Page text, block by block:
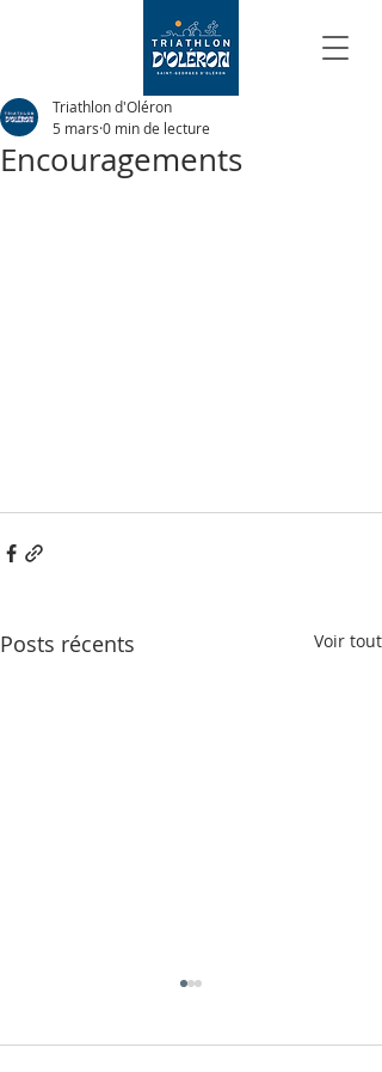
Encouragements
Triathlon d'Oléron
5 mars 0 min de lecture
Posts récents Voir tout